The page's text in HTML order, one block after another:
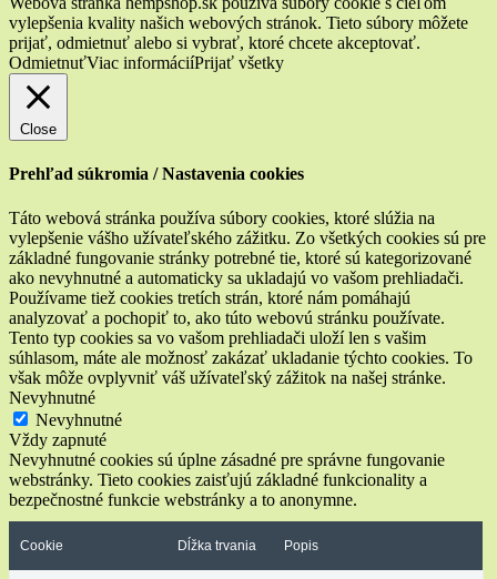
vylepšenia kvality našich webových stránok. Tieto súbory môžete
prijať, odmietnuť alebo si vybrať, ktoré chcete akceptovať.
OdmietnuťViac informáciíPrijať všetky
Close
Prehľad súkromia / Nastavenia cookies
Táto webová stránka používa súbory cookies, ktoré slúžia na
vylepšenie vášho užívateľského zážitku. Zo všetkých cookies sú pre
základné fungovanie stránky potrebné tie, ktoré sú kategorizované
ako nevyhnutné a automaticky sa ukladajú vo vašom prehliadači.
Používame tiež cookies tretích strán, ktoré nám pomáhajú
analyzovať a pochopiť to, ako túto webovú stránku používate.
Tento typ cookies sa vo vašom prehliadači uloží len s vašim
súhlasom, máte ale možnosť zakázať ukladanie týchto cookies. To
však môže ovplyvniť váš užívateľský zážitok na našej stránke.
Nevyhnutné
Nevyhnutné
Vždy zapnuté
Nevyhnutné cookies sú úplne zásadné pre správne fungovanie
webstránky. Tieto cookies zaisťujú základné funkcionality a
bezpečnostné funkcie webstránky a to anonymne.
Cookie Dĺžka trvania Popis